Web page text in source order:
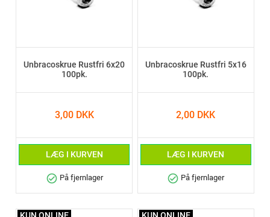
Unbracoskrue Rustfri 6x20
100pk.
3,00 DKK
LÆG I KURVEN
check_circle På fjernlager
Unbracoskrue Rustfri 5x16
100pk.
2,00 DKK
LÆG I KURVEN
check_circle På fjernlager